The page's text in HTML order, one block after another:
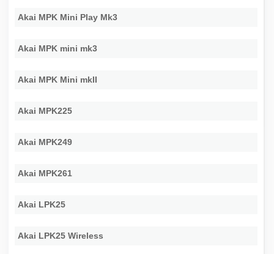
Akai MPK Mini Play Mk3
Akai MPK mini mk3
Akai MPK Mini mkII
Akai MPK225
Akai MPK249
Akai MPK261
Akai LPK25
Akai LPK25 Wireless